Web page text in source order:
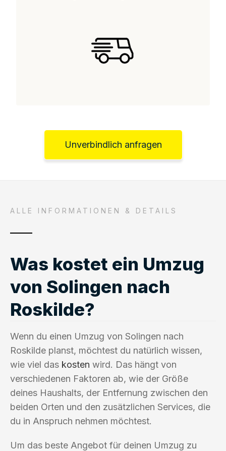
Unverbindlich anfragen
ALLE INFORMATIONEN & DETAILS
Was kostet ein Umzug
von Solingen nach
Roskilde?
Wenn du einen Umzug von Solingen nach
Roskilde planst, möchtest du natürlich wissen,
wie viel das kosten wird. Das hängt von
verschiedenen Faktoren ab, wie der Größe
deines Haushalts, der Entfernung zwischen den
beiden Orten und den zusätzlichen Services, die
du in Anspruch nehmen möchtest.
Um das beste Angebot für deinen Umzug zu